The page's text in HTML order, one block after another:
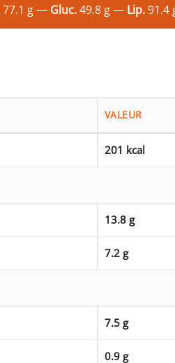
77.1 g — Gluc.49.8 g — Lip.91.4
VALEUR
201 kcal
13.8 g
7.2 g
7.5 g
0.9 g